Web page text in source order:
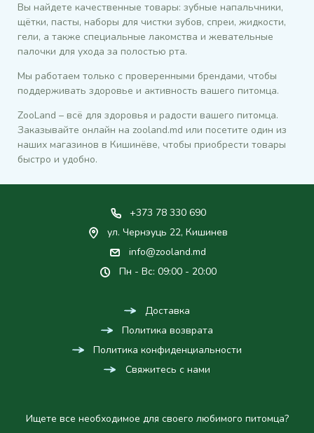
Вы найдете качественные товары: зубные напальчники,
щётки, пасты, наборы для чистки зубов, спреи, жидкости,
гели, а также специальные лакомства и жевательные
палочки для ухода за полостью рта.
Мы работаем только с проверенными брендами, чтобы
поддерживать здоровье и активность вашего питомца.
ZooLand – всё для здоровья и радости вашего питомца.
Заказывайте онлайн на zooland.md или посетите один из
наших магазинов в Кишинёве, чтобы приобрести товары
быстро и удобно.
+373 78 330 690
ул. Чернэуць 22, Кишинев
info@zooland.md
Пн - Вс: 09:00 - 20:00
Доставка
Политика возврата
Политика конфиденциальности
Свяжитесь с нами
Ищете все необходимое для своего любимого питомца?